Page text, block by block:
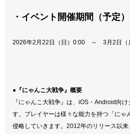
・ イベント開催期間（予定）
2026年2月22日（日）0:00 ～ 3月2日（
●『にゃんこ大戦争』概要
『にゃんこ大戦争』は、iOS・Android向
す。プレイヤーは様々な能力を持つ「にゃ
侵略していきます。2012年のリリース以